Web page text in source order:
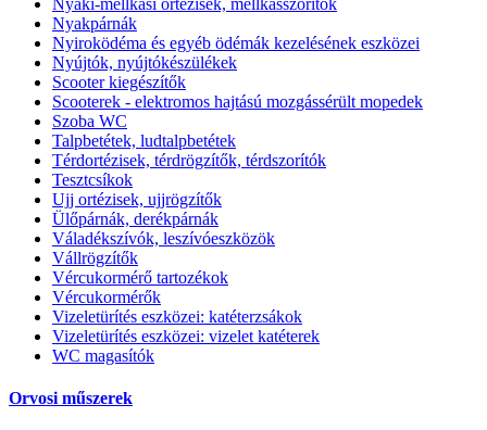
Nyakpárnák
Nyiroködéma és egyéb ödémák kezelésének eszközei
Nyújtók, nyújtókészülékek
Scooter kiegészítők
Scooterek - elektromos hajtású mozgássérült mopedek
Szoba WC
Talpbetétek, ludtalpbetétek
Térdortézisek, térdrögzítők, térdszorítók
Tesztcsíkok
Ujj ortézisek, ujjrögzítők
Ülőpárnák, derékpárnák
Váladékszívók, leszívóeszközök
Vállrögzítők
Vércukormérő tartozékok
Vércukormérők
Vizeletürítés eszközei: katéterzsákok
Vizeletürítés eszközei: vizelet katéterek
WC magasítók
Orvosi műszerek